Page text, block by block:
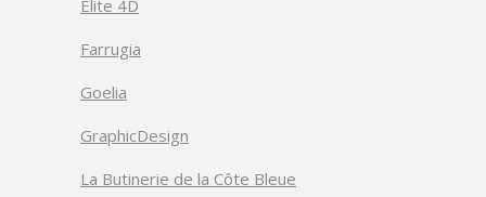
Elite 4D
Farrugia
Goelia
GraphicDesign
La Butinerie de la Côte Bleue